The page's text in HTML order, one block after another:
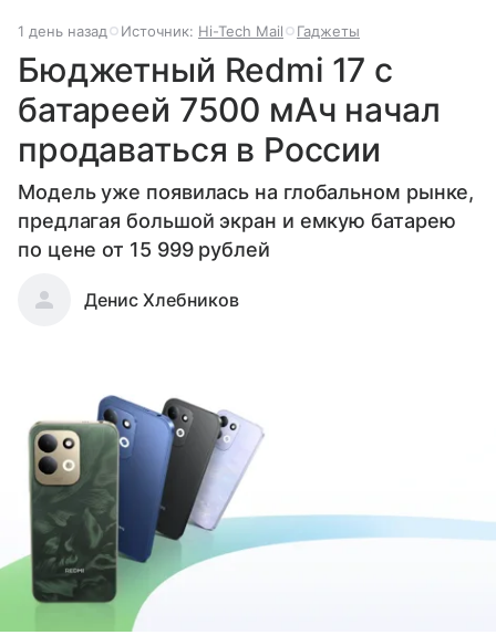
1 день назад Источник: Hi-Tech Mail Гаджеты
Бюджетный Redmi 17 с
батареей 7500 мАч начал
продаваться в России
Модель уже появилась на глобальном рынке,
предлагая большой экран и емкую батарею
по цене от 15 999 рублей
Денис Хлебников